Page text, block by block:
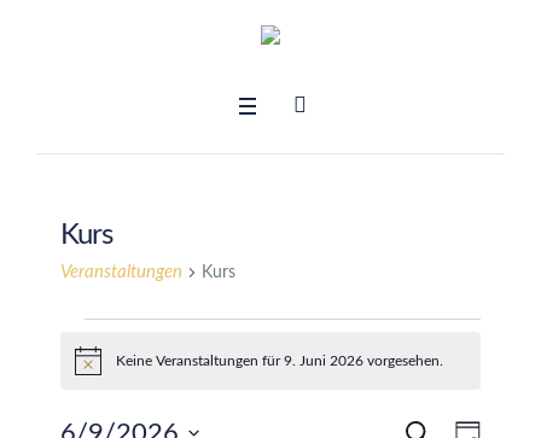
Kurs
Veranstaltungen Kurs
Veranstaltungen
Hinweis
Keine Veranstaltungen für 9. Juni 2026 vorgesehen.
SUCHE
TAG